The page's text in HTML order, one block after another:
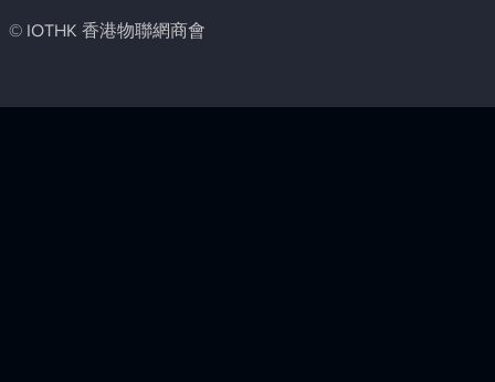
© IOTHK 香港物聯網商會